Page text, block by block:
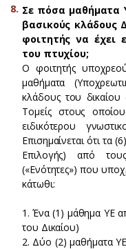
Σε πόσα μαθήματα
βασικούς κλάδους
φοιτητής να έχει
του πτυχίου;
Ο φοιτητής
μαθήματα
κλάδους του δικαίου
Τομείς στους
ειδικότερου
Επισημαίνεται ότι τα
Επιλογής) από
(«Ενότητες») που
κάτωθι:
1. Ένα (1) μάθημα ΥΕ
του Δικαίου)
2. Δύο (2) μαθήματα